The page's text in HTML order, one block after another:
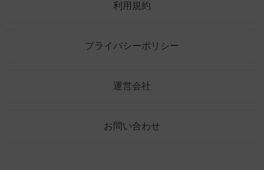
利用規約
プライバシーポリシー
運営会社
お問い合わせ